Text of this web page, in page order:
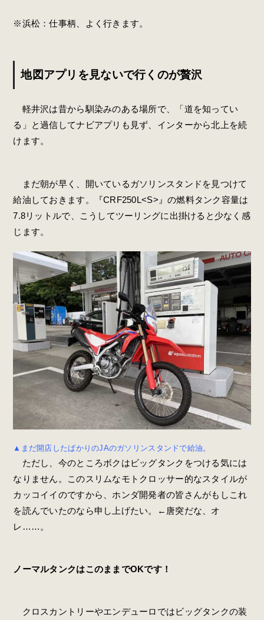
※浜松：仕事柄、よく行きます。
地図アプリを見ないで行くのが贅沢
軽井沢は昔から馴染みのある場所で、「道を知ってい
る」と過信してナビアプリも見ず、インターから北上を続
けます。
まだ朝が早く、開いているガソリンスタンドを見つけて
給油しておきます。『CRF250L<S>』の燃料タンク容量は
7.8リットルで、こうしてツーリングに出掛けると少なく感
じます。
▲まだ開店したばかりのJAのガソリンスタンドで給油。
ただし、今のところボクはビッグタンクをつける気には
なりません。このスリムなモトクロッサー的なスタイルが
カッコイイのですから、ホンダ開発者の皆さんがもしこれ
を読んでいたのなら申し上げたい。←唐突だな、オ
レ……。
ノーマルタンクはこのままでOKです！
クロスカントリーやエンデューロではビッグタンクの装